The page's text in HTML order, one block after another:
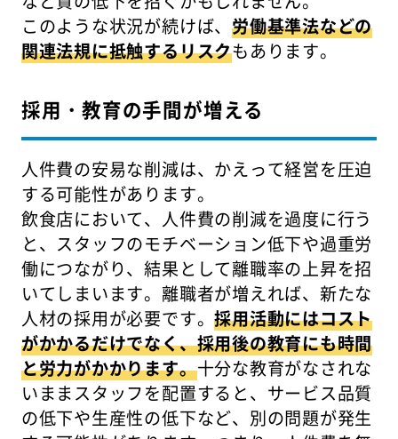
このような状況が続けば、労働基準法などの
関連法規に抵触するリスクもあります。
採用・教育の手間が増える
人件費の安易な削減は、かえって経営を圧迫
する可能性があります。
飲食店において、人件費の削減を過度に行う
と、スタッフのモチベーション低下や過重労
働につながり、結果として離職率の上昇を招
いてしまいます。離職者が増えれば、新たな
人材の採用が必要です。採用活動にはコスト
がかかるだけでなく、採用後の教育にも時間
と労力がかかります。十分な教育がなされな
いままスタッフを配置すると、サービス品質
の低下や生産性の低下など、別の問題が発生